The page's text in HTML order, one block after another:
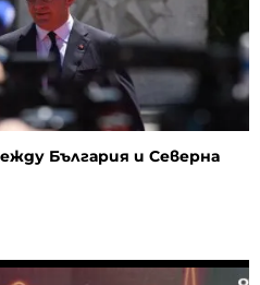
България и Северна